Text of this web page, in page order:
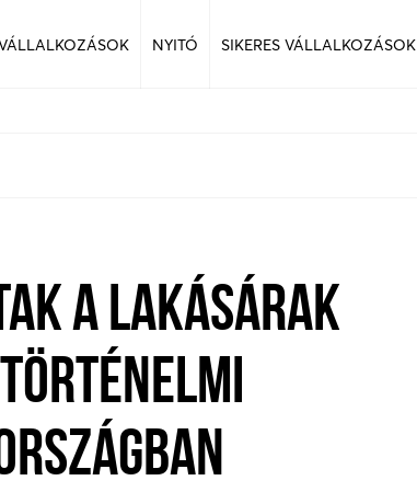
NYITÓ SIKERES VÁLLALKOZÁSOK
A LAKÁSÁRAK